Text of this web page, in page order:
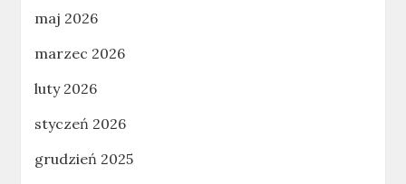
maj 2026
marzec 2026
luty 2026
styczeń 2026
grudzień 2025